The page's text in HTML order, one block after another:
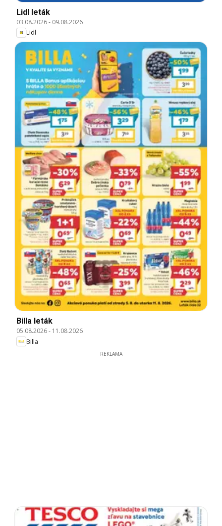
Lidl leták
03.08.2026- 09.08.2026
Lidl
Billa leták
05.08.2026- 11.08.2026
Billa
REKLAMA